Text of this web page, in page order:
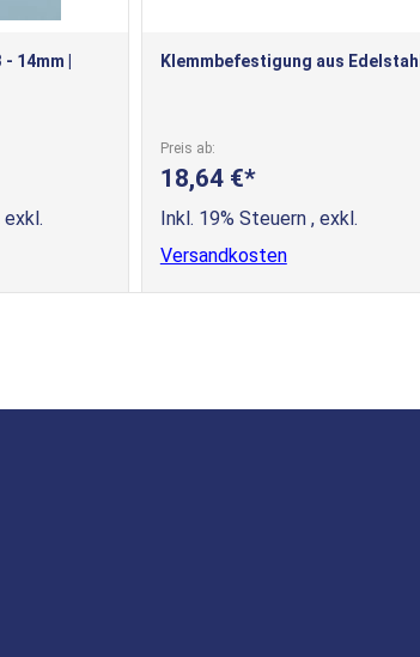
- 14mm |
exkl.
Klemmbefestigung aus
Preis ab
18,64 €
Inkl. 19% Steuern , exkl.
Versandkosten